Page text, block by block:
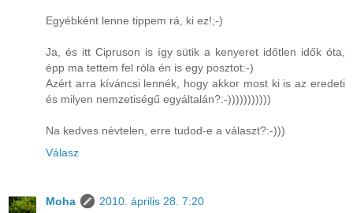
Egyébként lenne tippem rá, ki ez!;-)
Ja, és itt Cipruson is így sütik a kenyeret időtlen idők óta,
épp ma tettem fel róla én is egy posztot:-)
Azért arra kíváncsi lennék, hogy akkor most ki is az eredeti
és milyen nemzetiségű egyáltalán?:-)))))))))))
Na kedves névtelen, erre tudod-e a választ?:-)))
Válasz
Moha
2010. április 28. 7:20